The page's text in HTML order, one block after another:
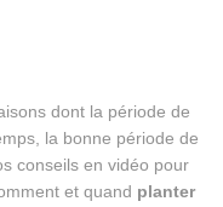
dont la période de
la bonne période de
conseils en vidéo pour
et quand planter